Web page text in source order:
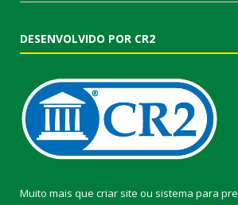
DESENVOLVIDO POR CR2
Muito mais que criar site ou sistema para